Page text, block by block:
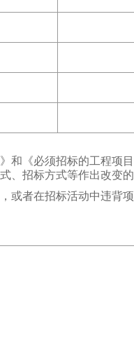
和《必须招标的工程项
、招标方式等作出改变
或者在招标活动中违背